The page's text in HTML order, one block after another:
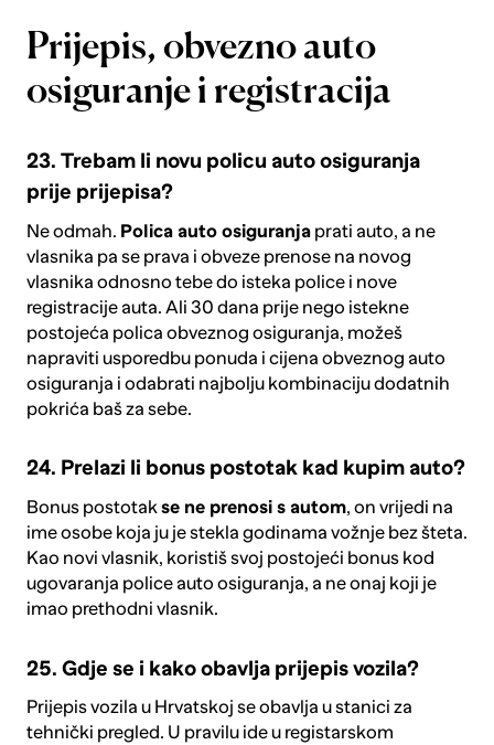
Prijepis, obvezno auto
osiguranje i registracija
23. Trebam li novu policu auto osiguranja
prije prijepisa?
Ne odmah. Polica auto osiguranjaprati auto, a ne
vlasnika pa se prava i obveze prenose na novog
vlasnika odnosno tebe do isteka police i nove
registracije auta. Ali 30 dana prije nego istekne
postojeća polica obveznog osiguranja, možeš
napraviti usporedbu ponuda i cijena obveznog auto
osiguranja i odabrati najbolju kombinaciju dodatnih
pokrića baš za sebe.
24. Prelazi li bonus postotak kad kupim auto?
Bonus postotakse ne prenosi s autom, on vrijedi na
ime osobe koja ju je stekla godinama vožnje bez šteta.
Kao novi vlasnik, koristiš svoj postojeći bonus kod
ugovaranja police auto osiguranja, a ne onaj koji je
imao prethodni vlasnik.
25. Gdje se i kako obavlja prijepis vozila?
Prijepis vozila u Hrvatskoj se obavlja u stanici za
tehnički pregled. U pravilu ide u registarskom